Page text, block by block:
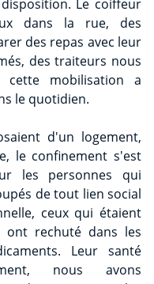
Le coiffeur
dans la rue, des
des repas avec leur
des traiteurs nous
mobilisation a
le quotidien.
d'un logement,
le confinement s'est
les personnes qui
de tout lien social
ceux qui étaient
ont rechuté dans les
Leur santé
nous avons